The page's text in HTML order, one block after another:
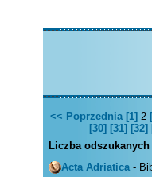
<< Poprzednia [1] 2
[30] [31] [32]
Liczba
Acta Adriatica-